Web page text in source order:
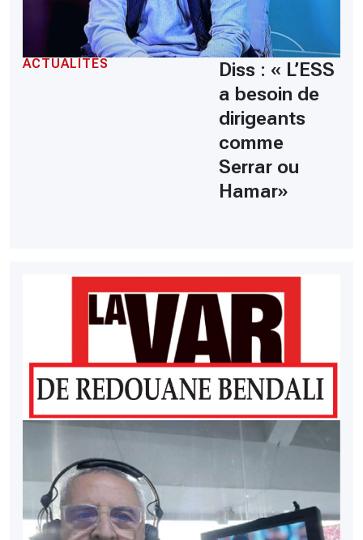
ACTUALITÉS
Diss : « L’ESS
a besoin de
dirigeants
comme
Serrar ou
Hamar»